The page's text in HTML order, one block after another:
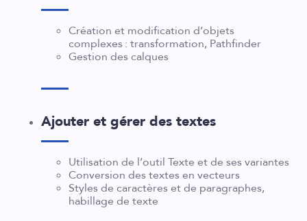
Création et modification d’objets
complexes : transformation, Pathfinder
Gestion des calques
Ajouter et gérer des textes
Utilisation de l’outil Texte et de ses variantes
Conversion des textes en vecteurs
Styles de caractères et de paragraphes,
habillage de texte